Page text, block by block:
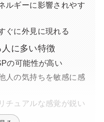
ルギーに影響されやす
ぐに外見に現れる
に多い特徴
の可能性が高い
人の気持ちを敏感に感
チュアルな感覚が鋭い